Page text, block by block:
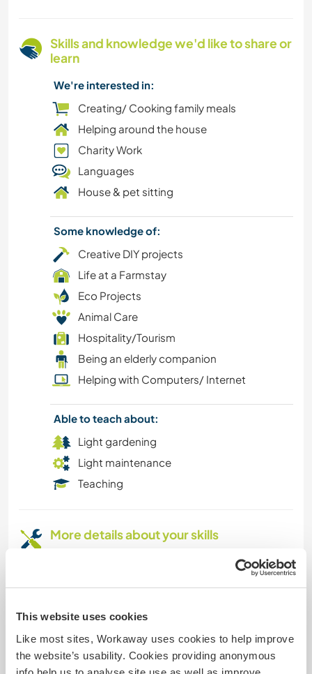
This website uses cookies
Like most sites, Workaway uses cookies to help improve
the website’s usability. Cookies providing anonymous
FARMING
PETS
SUSTAINABILITY
TEAM SPORTS
ADVENTURE SPORTS
NATURE
MOUNTAIN
HIKING
OUTDOOR ACTIVITIES
CAMPING
Skills and knowledge we'd like to share or
learn
We're interested in:
Creating/ Cooking family meals
Helping around the house
Charity Work
Languages
House & pet sitting
Some knowledge of:
Creative DIY projects
Life at a Farmstay
Eco Projects
Animal Care
Hospitality/Tourism
Being an elderly companion
Helping with Computers/ Internet
Able to teach about:
Light gardening
Light maintenance
Teaching
More details about your skills
Manu: Albañil , electricista, jardinero, cocinero,
y digital), jardinería, diseño de webs y
Manu: Masonry , electricity, gardening, cooking ,